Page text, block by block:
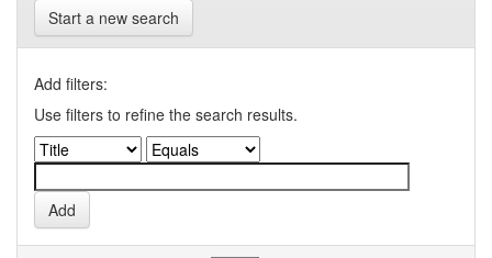
Start a new search
Add filters:
Use filters to refine the search results.